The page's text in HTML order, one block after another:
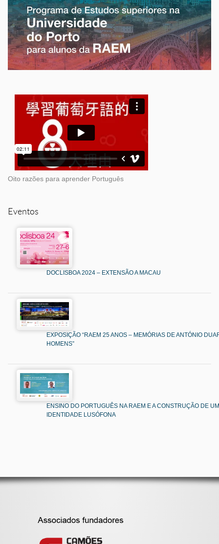
Oito razões para aprender Português
Eventos
DOCLISBOA 2024 – EXTENSÃO A MACAU
EXPOSIÇÃO “RAEM 25 ANOS – MEMÓRIAS DE ANTÓNIO
HOMENS”
ENSINO DO PORTUGUÊS NA RAEM E A CONSTRUÇÃO DE
IDENTIDADE LUSÓFONA